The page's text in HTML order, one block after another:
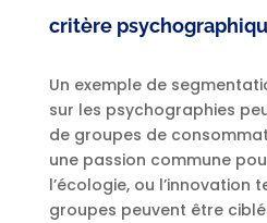
critère
Un exemple de
sur les psychographies
de groupes de
une passion commune
l’écologie, ou l’innovation
groupes peuvent être